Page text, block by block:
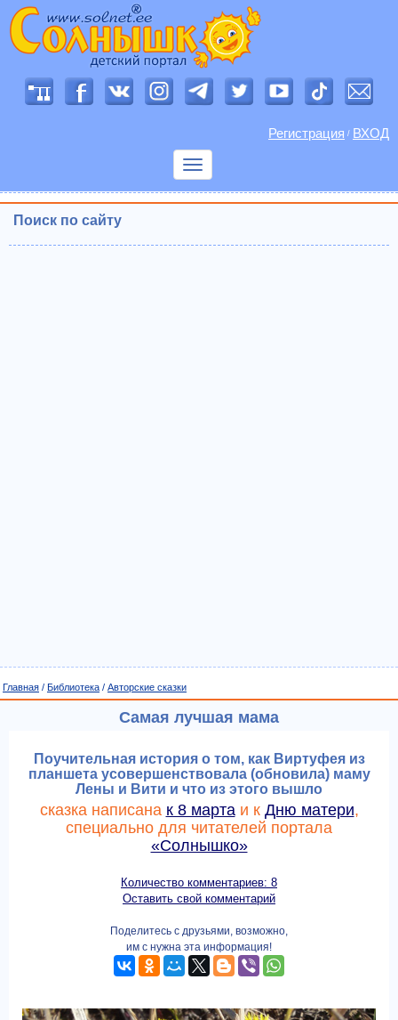
Регистрация / ВХОД
Показать
Поиск по сайту
Главная / Библиотека / Авторские сказки
Самая лучшая мама
Поучительная история о том, как Виртуфея из
планшета усовершенствовала (обновила) маму
Лены и Вити и что из этого вышло
сказка написана к 8 мартаи к Дню матери,
специально для читателей портала
«Солнышко»
Количество комментариев: 8
Оставить свой комментарий
Поделитесь с друзьями, возможно,
им с нужна эта информация!